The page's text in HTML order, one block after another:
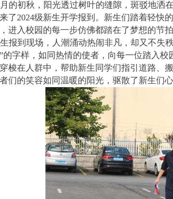
的初秋，阳光透过树叶的缝隙，斑驳地洒
了2024级新生开学报到。新生们踏着轻快
进入校园的每一步仿佛都踏在了梦想的节拍
报到现场，人潮涌动热闹非凡，却又不失
的字样，如同热情的使者，向每一位踏入
梭在人群中，帮助新生同学们指引道路、
们的笑容如同温暖的阳光，驱散了新生们